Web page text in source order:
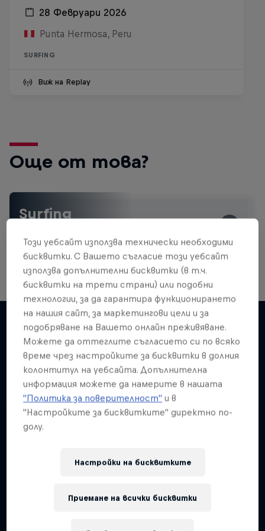
28 Февруари 2026
Punta Hermosa, Peru
SURFING
Виж на Replay
Още от това?
Surfing
roaring collection of surf films, shows and …
Подобни
WSL Replay
The latest action from the WSL Championship
Tour
1 сезон · 6 епизоди
SURFING
Този уебсайт използва технически необходими
бисквитки. С Вашето съгласие този уебсайт
използва допълнителни бисквитки (в т.ч.
бисквитки на трети страни) или подобни
технологии, за да гарантира функционирането
на нашия сайт, за маркетингови цели и за
подобряване на Вашето онлайн преживяване.
Можете да оттеглите съгласието си по всяко
време чрез настройките за бисквитки в долния
колонтитул на уебсайта. Допълнителна
информация можете да намерите в нашата
"Политика за поверителност" и в
"Настройките за бисквитките" директно по-
долу.
Настройки на бисквитките
Приемане на всички бисквитки